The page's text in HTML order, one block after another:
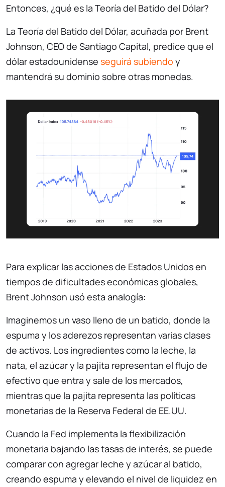
Entonces, ¿qué es la Teoría del Batido del Dólar?
La Teoría del Batido del Dólar, acuñada por Brent
Johnson, CEO de Santiago Capital, predice que el
dólar estadounidense seguirá subiendo y
mantendrá su dominio sobre otras monedas.
Para explicar las acciones de Estados Unidos en
tiempos de dificultades económicas globales,
Brent Johnson usó esta analogía:
Imaginemos un vaso lleno de un batido, donde la
espuma y los aderezos representan varias clases
de activos. Los ingredientes como la leche, la
nata, el azúcar y la pajita representan el flujo de
efectivo que entra y sale de los mercados,
mientras que la pajita representa las políticas
monetarias de la Reserva Federal de EE.UU.
Cuando la Fed implementa la flexibilización
monetaria bajando las tasas de interés, se puede
comparar con agregar leche y azúcar al batido,
creando espuma y elevando el nivel de liquidez en